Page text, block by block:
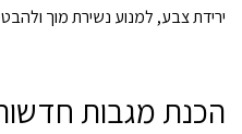
ירידת צבע, למנוע נשירת מוך
הכנת מגבות